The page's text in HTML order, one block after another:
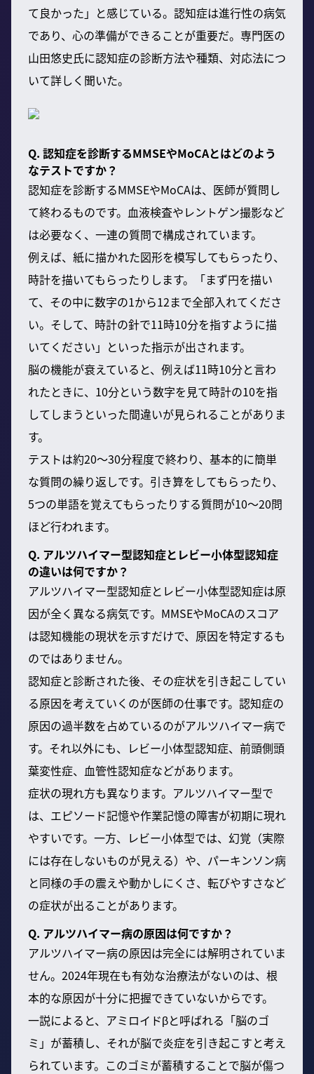
て良かった」と感じている。認知症は進行性の病気
であり、心の準備ができることが重要だ。専門医の
山田悠史氏に認知症の診断方法や種類、対応法につ
いて詳しく聞いた。
Q. 認知症を診断するMMSEやMoCAとはどのよう
なテストですか？
認知症を診断するMMSEやMoCAは、医師が質問し
て終わるものです。血液検査やレントゲン撮影など
は必要なく、一連の質問で構成されています。
例えば、紙に描かれた図形を模写してもらったり、
時計を描いてもらったりします。「まず円を描い
て、その中に数字の1から12まで全部入れてくださ
い。そして、時計の針で11時10分を指すように描
いてください」といった指示が出されます。
脳の機能が衰えていると、例えば11時10分と言わ
れたときに、10分という数字を見て時計の10を指
してしまうといった間違いが見られることがありま
す。
テストは約20〜30分程度で終わり、基本的に簡単
な質問の繰り返しです。引き算をしてもらったり、
5つの単語を覚えてもらったりする質問が10〜20問
ほど行われます。
Q. アルツハイマー型認知症とレビー小体型認知症
の違いは何ですか？
アルツハイマー型認知症とレビー小体型認知症は原
因が全く異なる病気です。MMSEやMoCAのスコア
は認知機能の現状を示すだけで、原因を特定するも
のではありません。
認知症と診断された後、その症状を引き起こしてい
る原因を考えていくのが医師の仕事です。認知症の
原因の過半数を占めているのがアルツハイマー病で
す。それ以外にも、レビー小体型認知症、前頭側頭
葉変性症、血管性認知症などがあります。
症状の現れ方も異なります。アルツハイマー型で
は、エピソード記憶や作業記憶の障害が初期に現れ
やすいです。一方、レビー小体型では、幻覚（実際
には存在しないものが見える）や、パーキンソン病
と同様の手の震えや動かしにくさ、転びやすさなど
の症状が出ることがあります。
Q. アルツハイマー病の原因は何ですか？
アルツハイマー病の原因は完全には解明されていま
せん。2024年現在も有効な治療法がないのは、根
本的な原因が十分に把握できていないからです。
一説によると、アミロイドβと呼ばれる「脳のゴ
ミ」が蓄積し、それが脳で炎症を引き起こすと考え
られています。このゴミが蓄積することで脳が傷つ